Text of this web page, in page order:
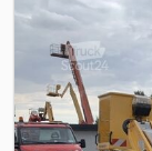
tükrök és ablakok